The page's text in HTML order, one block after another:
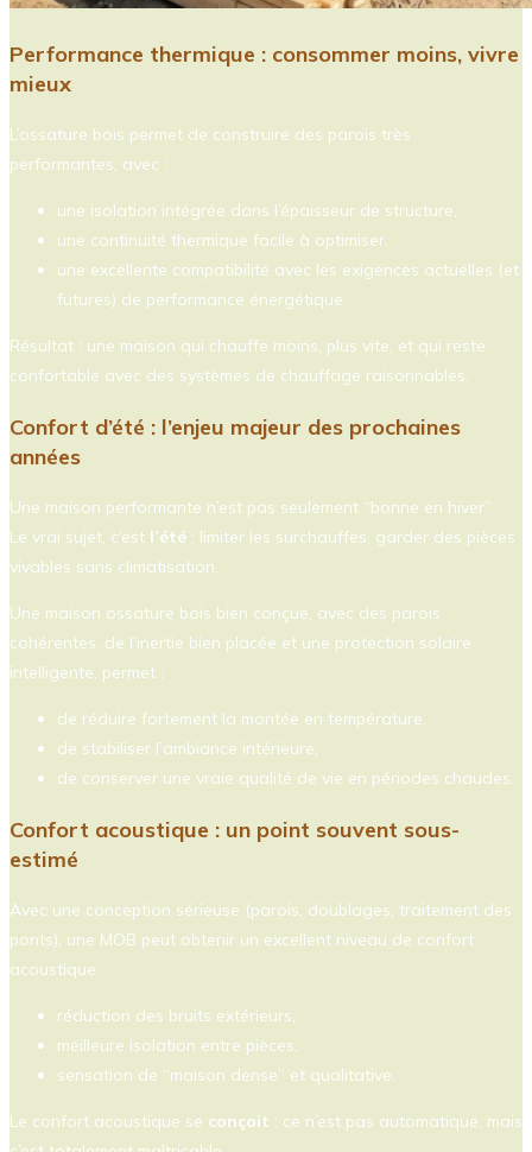
Performance thermique : consommer moins, vivre
mieux
L’ossature bois permet de construire des parois très
performantes, avec :
une isolation intégrée dans l’épaisseur de structure,
une continuité thermique facile à optimiser,
une excellente compatibilité avec les exigences actuelles (et
futures) de performance énergétique.
Résultat : une maison qui chauffe moins, plus vite, et qui reste
confortable avec des systèmes de chauffage raisonnables.
Confort d’été : l’enjeu majeur des prochaines
années
Une maison performante n’est pas seulement “bonne en hiver”.
Le vrai sujet, c’est l’été : limiter les surchauffes, garder des pièces
vivables sans climatisation.
Une maison ossature bois bien conçue, avec des parois
cohérentes, de l’inertie bien placée et une protection solaire
intelligente, permet :
de réduire fortement la montée en température,
de stabiliser l’ambiance intérieure,
de conserver une vraie qualité de vie en périodes chaudes.
Confort acoustique : un point souvent sous-
estimé
Avec une conception sérieuse (parois, doublages, traitement des
ponts), une MOB peut obtenir un excellent niveau de confort
acoustique :
réduction des bruits extérieurs,
meilleure isolation entre pièces,
sensation de “maison dense” et qualitative.
Le confort acoustique se conçoit : ce n’est pas automatique, mais